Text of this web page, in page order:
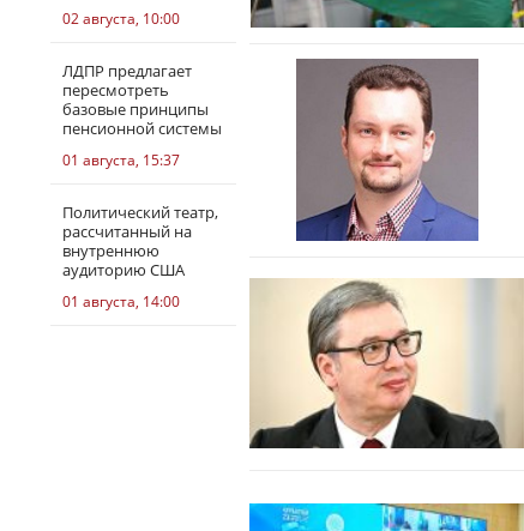
02 августа, 10:00
ЛДПР предлагает
пересмотреть
базовые принципы
пенсионной системы
01 августа, 15:37
Политический театр,
рассчитанный на
внутреннюю
аудиторию США
01 августа, 14:00